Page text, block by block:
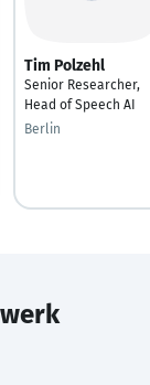
Tim Polzehl
Senior Researcher,
Head of Speech AI
Berlin